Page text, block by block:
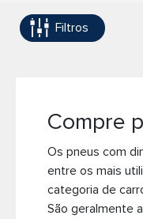
Pneus
Pneus 4x4
Pneus de moto
Pneus de Van
Oficinas de Pneus
Contato
Filtros
Compre
Os pneus com
entre os mais
categoria de
São geralmente